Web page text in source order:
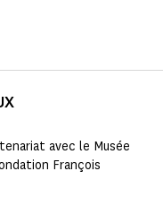
avec le Musée
François